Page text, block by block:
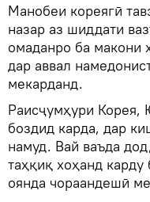
Манобеи кореягӣ
назар аз шиддати
омаданро ба макони
дар аввал
мекарданд.
Раисҷумҳури Корея,
боздид карда, дар
намуд. Вай ваъда
таҳқиқ хоҳанд
оянда чораандешӣ